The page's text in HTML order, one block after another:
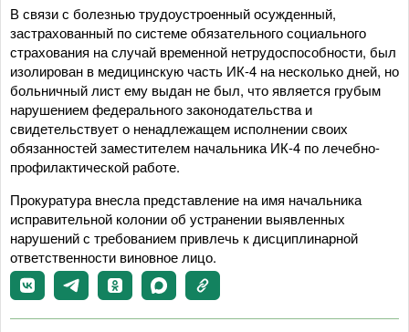
В связи с болезнью трудоустроенный осужденный,
застрахованный по системе обязательного социального
страхования на случай временной нетрудоспособности, был
изолирован в медицинскую часть ИК-4 на несколько дней, но
больничный лист ему выдан не был, что является грубым
нарушением федерального законодательства и
свидетельствует о ненадлежащем исполнении своих
обязанностей заместителем начальника ИК-4 по лечебно-
профилактической работе.
Прокуратура внесла представление на имя начальника
исправительной колонии об устранении выявленных
нарушений с требованием привлечь к дисциплинарной
ответственности виновное лицо.